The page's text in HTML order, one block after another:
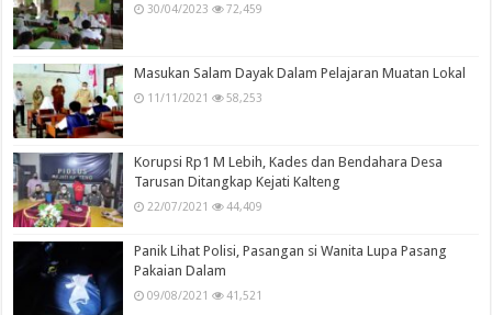
30/04/2023 72,459
Masukan Salam Dayak Dalam Pelajaran Muatan Lokal
11/11/2021 58,253
Korupsi Rp1 M Lebih, Kades dan Bendahara Desa
Tarusan Ditangkap Kejati Kalteng
22/07/2021 44,409
Panik Lihat Polisi, Pasangan si Wanita Lupa Pasang
Pakaian Dalam
09/08/2021 41,521